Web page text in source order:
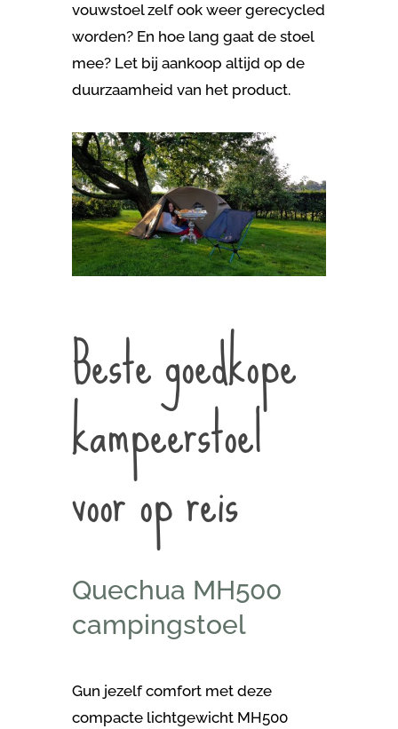
vouwstoel zelf ook weer gerecycled
worden? En hoe lang gaat de stoel
mee? Let bij aankoop altijd op de
duurzaamheid van het product.
Beste goedkope
kampeerstoel
voor op reis
Quechua MH500
campingstoel
Gun jezelf comfort met deze
compacte lichtgewicht MH500